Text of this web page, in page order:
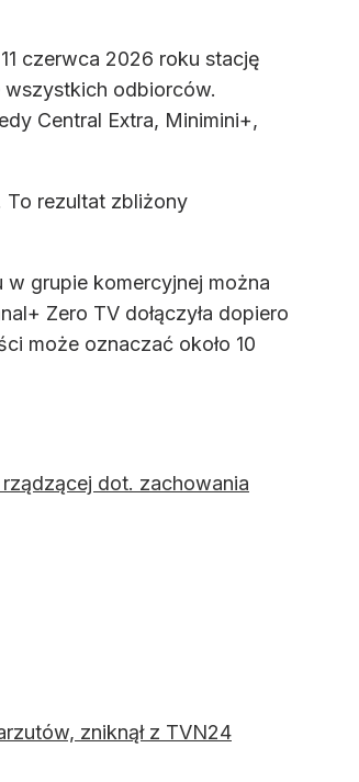
czerwca 2026 roku stację
wszystkich odbiorców.
Central Extra, Minimini+,
To rezultat zbliżony
w grupie komercyjnej można
Zero TV dołączyła dopiero
może oznaczać około 10
dot. zachowania
zniknął z TVN24